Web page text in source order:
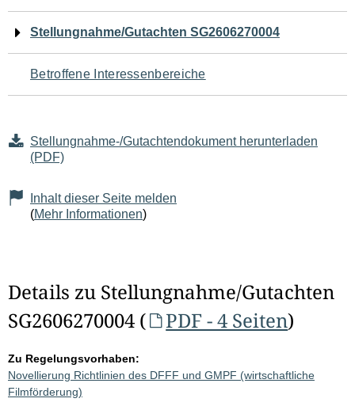
Navigation
für
den
Seiteninhalt
Stellungnahme/Gutachten SG2606270004
Betroffene Interessenbereiche
Stellungnahme-/Gutachtendokument herunterladen
(PDF)
Inhalt dieser Seite melden
(Mehr Informationen)
Details zu Stellungnahme/Gutachten
SG2606270004 (
PDF - 4 Seiten)
Zu Regelungsvorhaben:
Novellierung Richtlinien des DFFF und GMPF (wirtschaftliche
Filmförderung)